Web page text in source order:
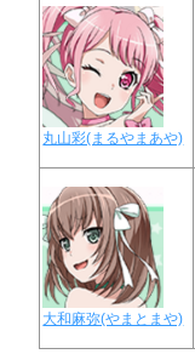
丸山彩(まるやまあや)
大和麻弥(やまとまや)